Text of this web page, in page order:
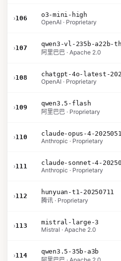
›106
o3-mini-high
OpenAI · Proprietary
›107
qwen3-vl-235b-a22b-
阿里巴巴 · Apache 2.0
›108
chatgpt-4o-latest-
OpenAI · Proprietary
›109
qwen3.5-flash
阿里巴巴 · Proprietary
›110
claude-opus-4-
Anthropic · Proprietary
›111
Anthropic · Proprietary
›112
hunyuan-t1-20250711
腾讯 · Proprietary
›113
mistral-large-3
Mistral · Apache 2.0
›114
qwen3.5-35b-a3b